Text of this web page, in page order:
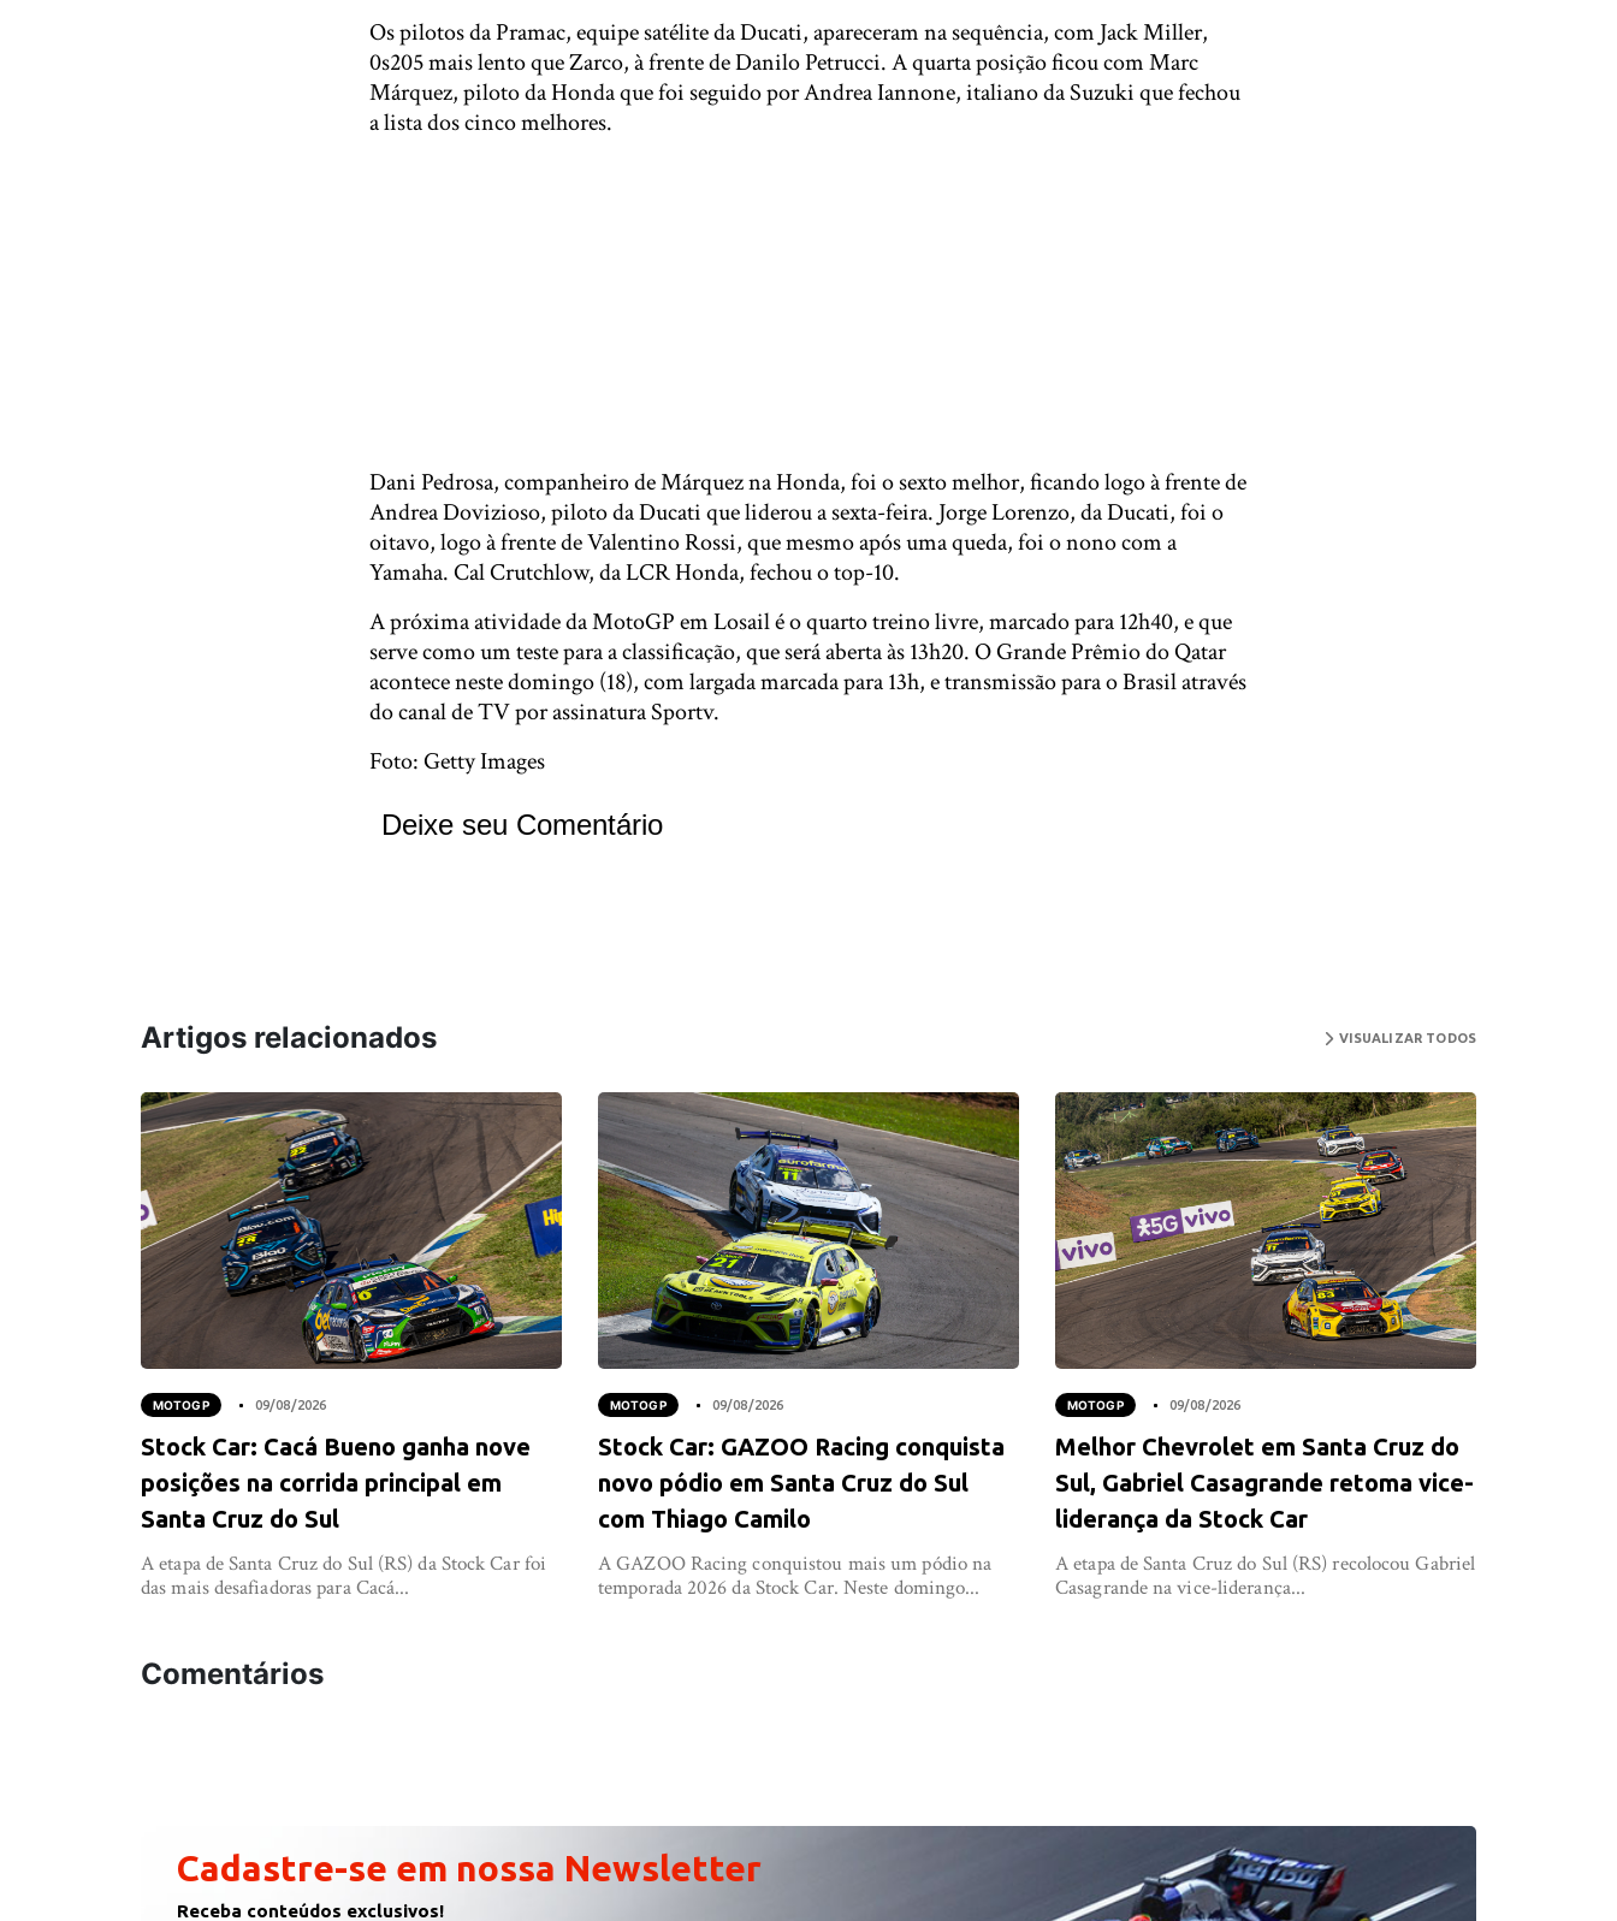
Os pilotos da Pramac, equipe satélite da Ducati, apareceram na sequência, com Jack Miller,
0s205 mais lento que Zarco, à frente de Danilo Petrucci. A quarta posição ficou com Marc
Márquez, piloto da Honda que foi seguido por Andrea Iannone, italiano da Suzuki que fechou
a lista dos cinco melhores.
Dani Pedrosa, companheiro de Márquez na Honda, foi o sexto melhor, ficando logo à frente de
Andrea Dovizioso, piloto da Ducati que liderou a sexta-feira. Jorge Lorenzo, da Ducati, foi o
oitavo, logo à frente de Valentino Rossi, que mesmo após uma queda, foi o nono com a
Yamaha. Cal Crutchlow, da LCR Honda, fechou o top-10.
A próxima atividade da MotoGP em Losail é o quarto treino livre, marcado para 12h40, e que
serve como um teste para a classificação, que será aberta às 13h20. O Grande Prêmio do Qatar
acontece neste domingo (18), com largada marcada para 13h, e transmissão para o Brasil através
do canal de TV por assinatura Sportv.
Foto: Getty Images
Deixe seu Comentário
Artigos relacionados VISUALIZAR TODOS
MOTOGP 09/08/2026
Stock Car: Cacá Bueno ganha nove
posições na corrida principal em
Santa Cruz do Sul
A etapa de Santa Cruz do Sul (RS) da Stock Car foi
das mais desafiadoras para Cacá...
MOTOGP 09/08/2026
Stock Car: GAZOO Racing conquista
novo pódio em Santa Cruz do Sul
com Thiago Camilo
A GAZOO Racing conquistou mais um pódio na
temporada 2026 da Stock Car. Neste domingo...
MOTOGP 09/08/2026
Melhor Chevrolet em Santa Cruz do
Sul, Gabriel Casagrande retoma vice-
liderança da Stock Car
A etapa de Santa Cruz do Sul (RS) recolocou Gabriel
Casagrande na vice-liderança...
Comentários
Cadastre-se em nossa Newsletter
Receba conteúdos exclusivos!